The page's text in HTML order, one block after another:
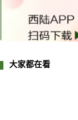
大家都在看